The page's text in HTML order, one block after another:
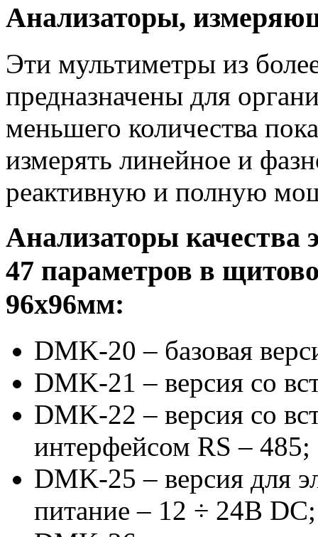
Анализаторы,
Эти мультиметры из
предназначены для
меньшего количества
измерять линейное и
реактивную и полную
Анализаторы качества
47 параметров в
96х96мм:
DMK-20 – базовая
DMK-21 – версия со
DMK-22 – версия со
интерфейсом RS – 485;
DMK-25 – версия для
питание – 12 ÷ 24В DC;